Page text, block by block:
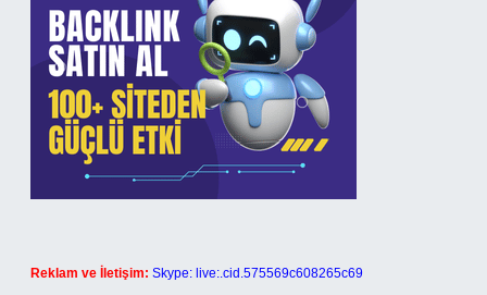
Reklam ve İletişim: Skype: live:.cid.575569c608265c69